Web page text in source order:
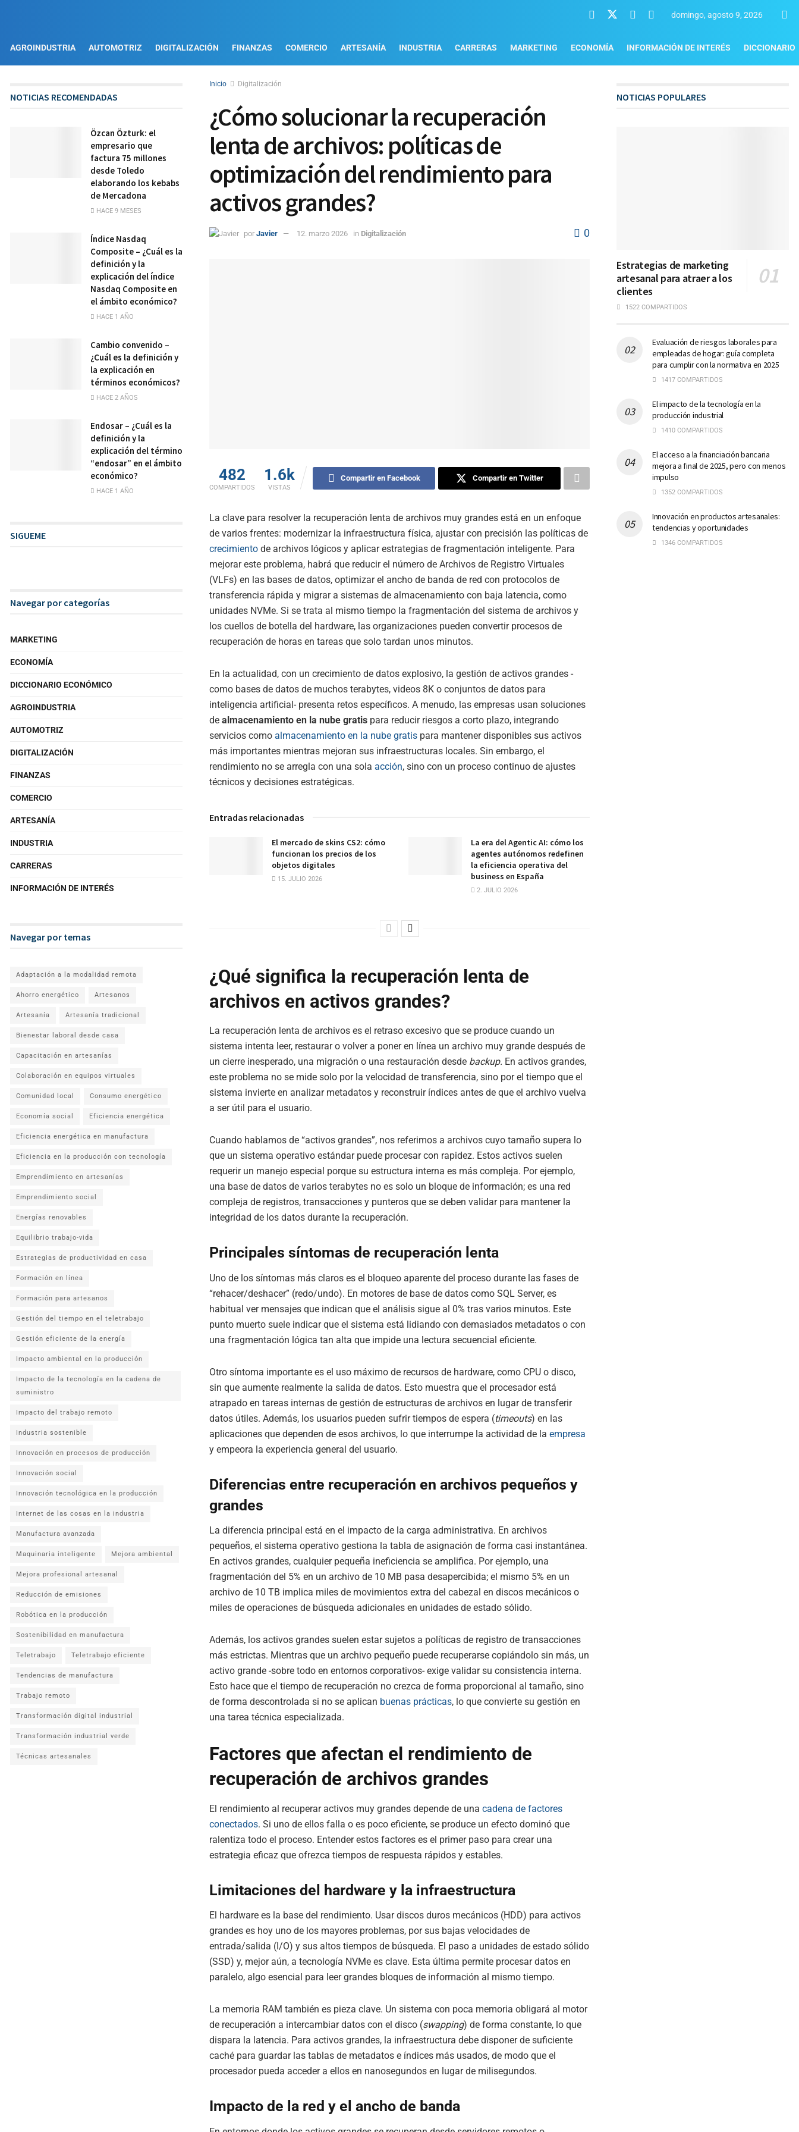
domingo, agosto 9, 2026
AGROINDUSTRIA AUTOMOTRIZ DIGITALIZACIÓN FINANZAS COMERCIO ARTESANÍA INDUSTRIA CARRERAS MARKETING ECONOMÍA INFORMACIÓN DE INTERÉS DICCIONARIO
Inicio Digitalización
¿Cómo solucionar la recuperación
lenta de archivos: políticas de
optimización del rendimiento para
activos grandes?
por Javier 12. marzo 2026 in Digitalización 0
482
COMPARTIDOS
1.6k
VISTAS
Compartir en Facebook Compartir en Twitter
La clave para resolver la recuperación lenta de archivos muy grandes está en un enfoque
de varios frentes: modernizar la infraestructura física, ajustar con precisión las políticas de
crecimiento de archivos lógicos y aplicar estrategias de fragmentación inteligente. Para
mejorar este problema, habrá que reducir el número de Archivos de Registro Virtuales
(VLFs) en las bases de datos, optimizar el ancho de banda de red con protocolos de
transferencia rápida y migrar a sistemas de almacenamiento con baja latencia, como
unidades NVMe. Si se trata al mismo tiempo la fragmentación del sistema de archivos y
los cuellos de botella del hardware, las organizaciones pueden convertir procesos de
recuperación de horas en tareas que solo tardan unos minutos.
En la actualidad, con un crecimiento de datos explosivo, la gestión de activos grandes -
como bases de datos de muchos terabytes, videos 8K o conjuntos de datos para
inteligencia artificial- presenta retos específicos. A menudo, las empresas usan soluciones
de almacenamiento en la nube gratis para reducir riesgos a corto plazo, integrando
servicios como almacenamiento en la nube gratis para mantener disponibles sus activos
más importantes mientras mejoran sus infraestructuras locales. Sin embargo, el
rendimiento no se arregla con una sola acción, sino con un proceso continuo de ajustes
técnicos y decisiones estratégicas.
Entradas relacionadas
El mercado de skins CS2: cómo
funcionan los precios de los
objetos digitales
15. JULIO 2026
La era del Agentic AI: cómo los
agentes autónomos redefinen
la eficiencia operativa del
business en España
2. JULIO 2026
¿Qué significa la recuperación lenta de
archivos en activos grandes?
La recuperación lenta de archivos es el retraso excesivo que se produce cuando un
sistema intenta leer, restaurar o volver a poner en línea un archivo muy grande después de
un cierre inesperado, una migración o una restauración desde backup. En activos grandes,
este problema no se mide solo por la velocidad de transferencia, sino por el tiempo que el
sistema invierte en analizar metadatos y reconstruir índices antes de que el archivo vuelva
a ser útil para el usuario.
Cuando hablamos de “activos grandes”, nos referimos a archivos cuyo tamaño supera lo
que un sistema operativo estándar puede procesar con rapidez. Estos activos suelen
requerir un manejo especial porque su estructura interna es más compleja. Por ejemplo,
una base de datos de varios terabytes no es solo un bloque de información; es una red
compleja de registros, transacciones y punteros que se deben validar para mantener la
integridad de los datos durante la recuperación.
Principales síntomas de recuperación lenta
Uno de los síntomas más claros es el bloqueo aparente del proceso durante las fases de
“rehacer/deshacer” (redo/undo). En motores de base de datos como SQL Server, es
habitual ver mensajes que indican que el análisis sigue al 0% tras varios minutos. Este
punto muerto suele indicar que el sistema está lidiando con demasiados metadatos o con
una fragmentación lógica tan alta que impide una lectura secuencial eficiente.
Otro síntoma importante es el uso máximo de recursos de hardware, como CPU o disco,
sin que aumente realmente la salida de datos. Esto muestra que el procesador está
atrapado en tareas internas de gestión de estructuras de archivos en lugar de transferir
datos útiles. Además, los usuarios pueden sufrir tiempos de espera (timeouts) en las
aplicaciones que dependen de esos archivos, lo que interrumpe la actividad de la empresa
y empeora la experiencia general del usuario.
Diferencias entre recuperación en archivos pequeños y
grandes
La diferencia principal está en el impacto de la carga administrativa. En archivos
pequeños, el sistema operativo gestiona la tabla de asignación de forma casi instantánea.
En activos grandes, cualquier pequeña ineficiencia se amplifica. Por ejemplo, una
fragmentación del 5% en un archivo de 10 MB pasa desapercibida; el mismo 5% en un
archivo de 10 TB implica miles de movimientos extra del cabezal en discos mecánicos o
miles de operaciones de búsqueda adicionales en unidades de estado sólido.
Además, los activos grandes suelen estar sujetos a políticas de registro de transacciones
más estrictas. Mientras que un archivo pequeño puede recuperarse copiándolo sin más, un
activo grande -sobre todo en entornos corporativos- exige validar su consistencia interna.
Esto hace que el tiempo de recuperación no crezca de forma proporcional al tamaño, sino
de forma descontrolada si no se aplican buenas prácticas, lo que convierte su gestión en
una tarea técnica especializada.
Factores que afectan el rendimiento de
recuperación de archivos grandes
El rendimiento al recuperar activos muy grandes depende de una cadena de factores
conectados. Si uno de ellos falla o es poco eficiente, se produce un efecto dominó que
ralentiza todo el proceso. Entender estos factores es el primer paso para crear una
estrategia eficaz que ofrezca tiempos de respuesta rápidos y estables.
Limitaciones del hardware y la infraestructura
El hardware es la base del rendimiento. Usar discos duros mecánicos (HDD) para activos
grandes es hoy uno de los mayores problemas, por sus bajas velocidades de
entrada/salida (I/O) y sus altos tiempos de búsqueda. El paso a unidades de estado sólido
(SSD) y, mejor aún, a tecnología NVMe es clave. Esta última permite procesar datos en
paralelo, algo esencial para leer grandes bloques de información al mismo tiempo.
La memoria RAM también es pieza clave. Un sistema con poca memoria obligará al motor
de recuperación a intercambiar datos con el disco (swapping) de forma constante, lo que
dispara la latencia. Para activos grandes, la infraestructura debe disponer de suficiente
caché para guardar las tablas de metadatos e índices más usados, de modo que el
procesador pueda acceder a ellos en nanosegundos en lugar de milisegundos.
Impacto de la red y el ancho de banda
NOTICIAS RECOMENDADAS
Özcan Özturk: el
empresario que
factura 75 millones
desde Toledo
elaborando los kebabs
de Mercadona
HACE 9 MESES
Índice Nasdaq
Composite – ¿Cuál es la
definición y la
explicación del índice
Nasdaq Composite en
el ámbito económico?
HACE 1 AÑO
Cambio convenido –
¿Cuál es la definición y
la explicación en
términos económicos?
HACE 2 AÑOS
Endosar – ¿Cuál es la
definición y la
explicación del término
“endosar” en el ámbito
económico?
HACE 1 AÑO
SIGUEME
Navegar por categorías
MARKETING
ECONOMÍA
DICCIONARIO ECONÓMICO
AGROINDUSTRIA
AUTOMOTRIZ
DIGITALIZACIÓN
FINANZAS
COMERCIO
ARTESANÍA
INDUSTRIA
CARRERAS
INFORMACIÓN DE INTERÉS
Navegar por temas
Adaptación a la modalidad remota
Ahorro energético Artesanos
Artesanía Artesanía tradicional
Bienestar laboral desde casa
Capacitación en artesanías
Colaboración en equipos virtuales
Comunidad local Consumo energético
Economía social Eficiencia energética
Eficiencia energética en manufactura
Eficiencia en la producción con tecnología
Emprendimiento en artesanías
Emprendimiento social
Energías renovables
Equilibrio trabajo-vida
Estrategias de productividad en casa
Formación en línea
Formación para artesanos
Gestión del tiempo en el teletrabajo
Gestión eficiente de la energía
Impacto ambiental en la producción
Impacto de la tecnología en la cadena de
suministro
Impacto del trabajo remoto
Industria sostenible
Innovación en procesos de producción
Innovación social
Innovación tecnológica en la producción
Internet de las cosas en la industria
Manufactura avanzada
Maquinaria inteligente Mejora ambiental
Mejora profesional artesanal
Reducción de emisiones
Robótica en la producción
Sostenibilidad en manufactura
Teletrabajo Teletrabajo eficiente
Tendencias de manufactura
Trabajo remoto
Transformación digital industrial
Transformación industrial verde
Técnicas artesanales
NOTICIAS POPULARES
Estrategias de marketing
artesanal para atraer a los
clientes
1522 COMPARTIDOS
Evaluación de riesgos laborales para
empleadas de hogar: guía completa
para cumplir con la normativa en 2025
1417 COMPARTIDOS
El impacto de la tecnología en la
producción industrial
1410 COMPARTIDOS
El acceso a la financiación bancaria
mejora a final de 2025, pero con menos
impulso
1352 COMPARTIDOS
Innovación en productos artesanales:
tendencias y oportunidades
1346 COMPARTIDOS